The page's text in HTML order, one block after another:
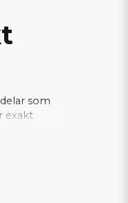
som
exakt